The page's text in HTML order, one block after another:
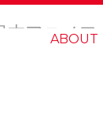
ABOUT